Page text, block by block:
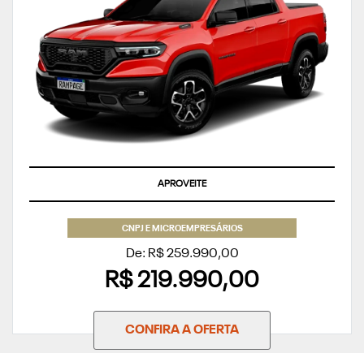
SUPERVALORIZAÇÃO DO SEU SEMINOVO
CNPJ E MICROEMPRESÁRIOS
De: R$ 259.990,00
R$ 219.990,00
CONFIRA A OFERTA